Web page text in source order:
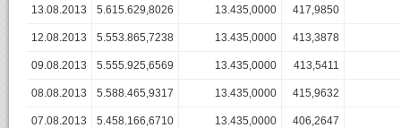
13.08.2013 5.615.629,8026 13.435,0000 417,9850
12.08.2013 5.553.865,7238 13.435,0000 413,3878
09.08.2013 5.555.925,6569 13.435,0000 413,5411
08.08.2013 5.588.465,9317 13.435,0000 415,9632
07.08.2013 5.458.166,6710 13.435,0000 406,2647